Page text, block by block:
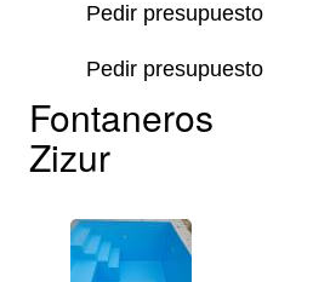
Pedir presupuesto
Pedir presupuesto
Fontaneros
Zizur